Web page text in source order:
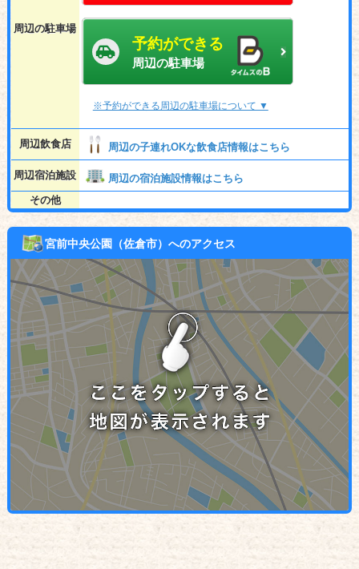
周辺の駐車場
予約ができる
周辺の駐車場
※予約ができる周辺の駐車場について ▼
周辺飲食店 周辺の子連れOKな飲食店情報はこちら
周辺宿泊施設
周辺の宿泊施設情報はこちら
その他
宮前中央公園（佐倉市）へのアクセス